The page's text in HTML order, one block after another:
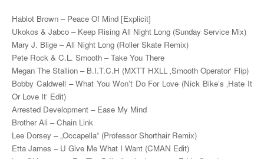
Hablot Brown – Peace Of Mind [Explicit]
Ukokos & Jabco – Keep Rising All Night Long (Sunday Service Mix)
Mary J. Blige – All Night Long (Roller Skate Remix)
Pete Rock & C.L. Smooth – Take You There
Megan The Stallion – B.I.T.C.H (MXTT HXLL ‚Smooth Operator‘ Flip)
Bobby Caldwell – What You Won’t Do For Love (Nick Bike’s ‚Hate It
Or Love It‘ Edit)
Arrested Development – Ease My Mind
Brother Ali – Chain Link
Lee Dorsey – „Occapella“ (Professor Shorthair Remix)
Etta James – U Give Me What I Want (CMAN Edit)